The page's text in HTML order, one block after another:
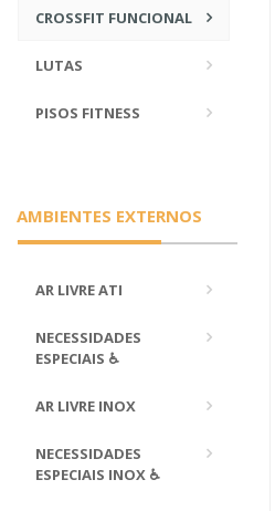
CROSSFIT FUNCIONAL
LUTAS
PISOS FITNESS
AMBIENTES EXTERNOS
AR LIVRE ATI
NECESSIDADES
ESPECIAIS ♿
AR LIVRE INOX
NECESSIDADES
ESPECIAIS INOX ♿